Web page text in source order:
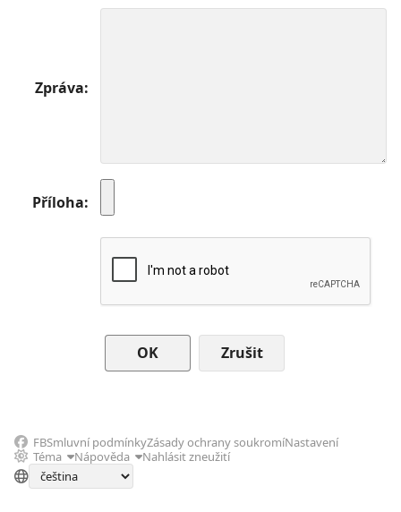
Zpráva
Příloha
Zrušit
FBSmluvní podmínkyZásady ochrany soukromíNastavení
Téma
Nápověda Nahlásit zneužití